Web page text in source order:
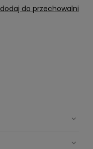
dodaj do przechowalni